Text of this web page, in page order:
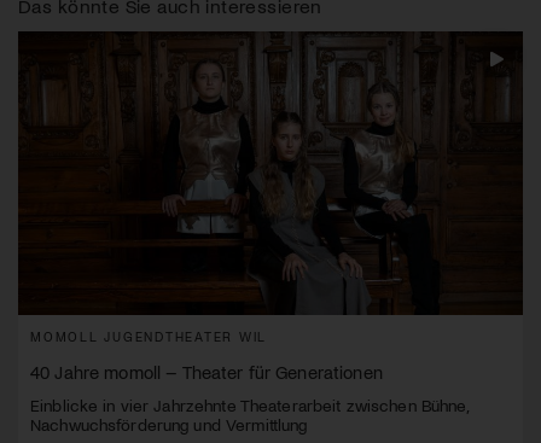
Das könnte Sie auch interessieren
MOMOLL JUGENDTHEATER WIL
40 Jahre momoll – Theater für Generationen
Einblicke in vier Jahrzehnte Theaterarbeit zwischen Bühne,
Nachwuchsförderung und Vermittlung